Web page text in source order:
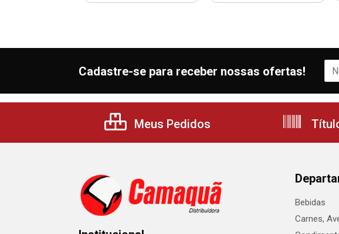
Cadastre-se para receber nossas ofertas!
Meus Pedidos
Bebidas
Carnes,